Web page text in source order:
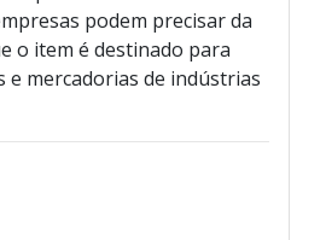
podem precisar da
o item é destinado para
mercadorias de indústrias